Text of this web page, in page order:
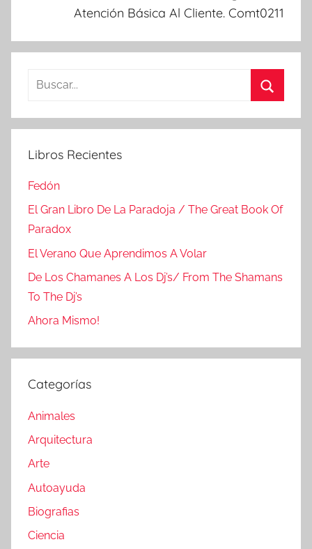
Atención Básica Al Cliente. Comt0211
Buscar:
Libros Recientes
Fedón
El Gran Libro De La Paradoja / The Great Book Of
Paradox
El Verano Que Aprendimos A Volar
De Los Chamanes A Los Dj’s/ From The Shamans
To The Dj’s
Ahora Mismo!
Categorías
Animales
Arquitectura
Arte
Autoayuda
Biografias
Ciencia